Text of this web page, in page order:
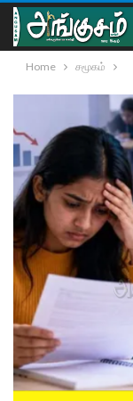
Home சமூகம்